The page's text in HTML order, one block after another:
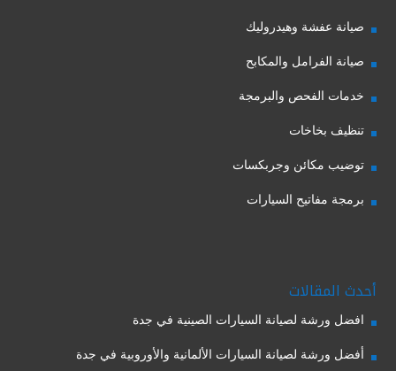
صيانة عفشة وهيدروليك
صيانة الفرامل والمكابح
خدمات الفحص والبرمجة
تنظيف بخاخات
توضيب مكائن وجربكسات
برمجة مفاتيح السيارات
أحدث المقالات
افضل ورشة لصيانة السيارات الصينية في جدة
أفضل ورشة لصيانة السيارات الألمانية والأوروبية في جدة